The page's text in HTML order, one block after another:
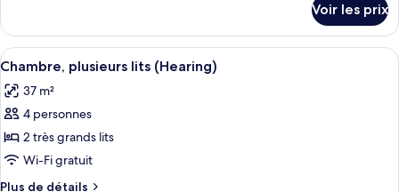
Chambre,
plusieurs
lits,
baignoire
(Mobility
&
Hearing)
le
type
de
Chambre,
plusieurs
baignoire
(Mobility
Voir les prix
Afficher
toutes
les
photos
pour
ce
type
Une chambre d’hôtel avec deux lits,
5
Chambre, plusieurs lits (Hearing)
37 m²
4 personnes
2 très grands lits
Wi-Fi gratuit
Plus de détails
Plus